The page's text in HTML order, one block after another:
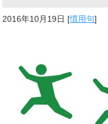
2016年10月19日 [慣用句]